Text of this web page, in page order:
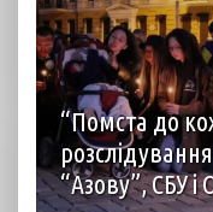
“Помста до
“Азову”, СБУ і